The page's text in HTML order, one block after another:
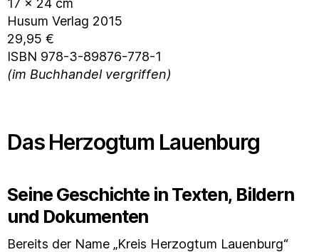
Husum Verlag 2015
29,95 €
ISBN 978-3-89876-778-1
(im Buchhandel vergriffen)
Das Herzogtum Lauenburg
Seine Geschichte in Texten, Bildern
und Dokumenten
Bereits der Name „Kreis Herzogtum Lauenburg“